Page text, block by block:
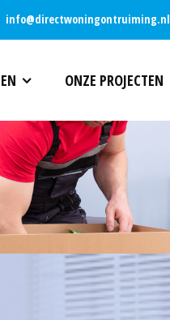
info@directwoningontruiming.nl
ONZE PROJECTEN